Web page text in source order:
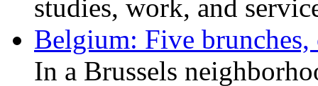
studies, work, and
Belgium: Five
In a Brussels